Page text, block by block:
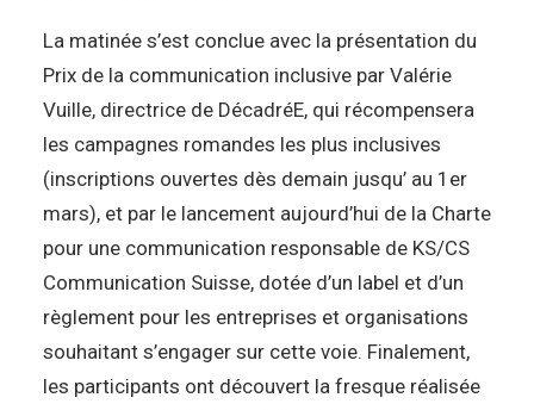
La matinée s’est conclue avec la présentation du
Prix de la communication inclusive par Valérie
Vuille, directrice de DécadréE, qui récompensera
les campagnes romandes les plus inclusives
(inscriptions ouvertes dès demain jusqu’ au 1 er
mars), et par le lancement aujourd’hui de la Charte
pour une communication responsable de KS/CS
Communication Suisse, dotée d’un label et d’un
règlement pour les entreprises et organisations
souhaitant s’engager sur cette voie. Finalement,
les participants ont découvert la fresque réalisée